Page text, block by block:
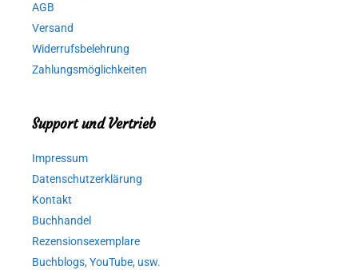
AGB
Versand
Widerrufsbelehrung
Zahlungsmöglichkeiten
Support und Vertrieb
Impressum
Datenschutzerklärung
Kontakt
Buchhandel
Rezensionsexemplare
Buchblogs, YouTube, usw.